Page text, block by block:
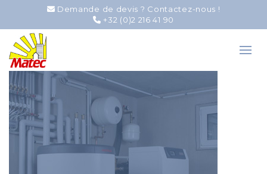
Demande de devis ? Contactez-nous !
+32 (0)2 216 41 90